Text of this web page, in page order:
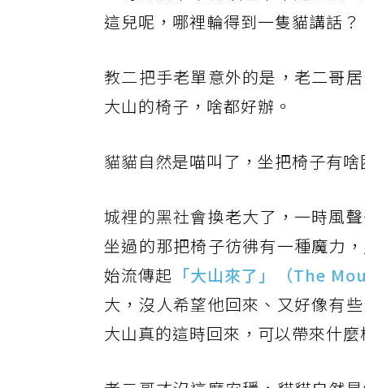
這兒呢，哪裡輪得到一隻貓講話？
教二把手老單意外的是，老二哥
大山的椅子，啥都好辦。
貓貓自然是喵叫了，坐把椅子有啥
城裡的黑社會換老大了，一時風
坐過的那把椅子彷彿有一種魔力
始流傳起 「大山來了」（The
大，沒人希望他回來、又好像有
大山真的這時回來，可以帶來什麼